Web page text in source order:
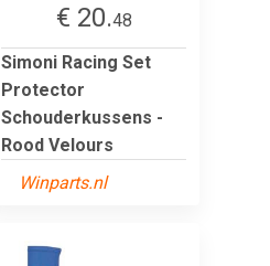
€ 20.48
Simoni Racing Set
Protector
Schouderkussens -
Rood Velours
Winparts.nl